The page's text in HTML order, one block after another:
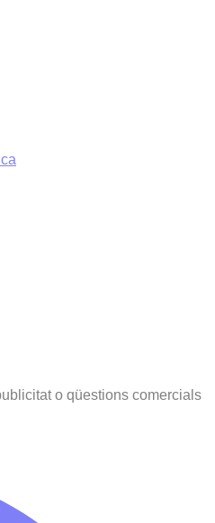
o qüestions comercials